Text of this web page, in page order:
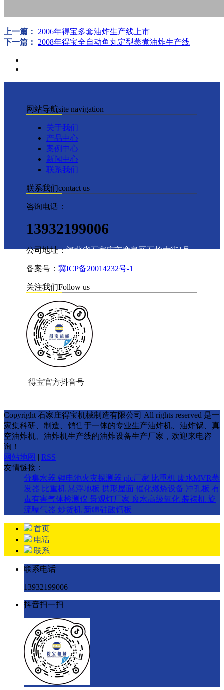
上一篇： 2006年得宝多套油炸生产线上市
下一篇： 2008年得宝全自动鱼丸定型蒸煮油炸生产线
网站导航site navigation
关于我们
产品中心
案例中心
新闻中心
联系我们
联系我们contact us
咨询电话：
13932199006
公司地址：河北省石家庄市鹿泉区石柏大街1号
备案号： 冀ICP备20014232号-1
关注我们Follow us
得宝官方抖音号
Copyright 石家庄得宝机械制造有限公司 All rights reserved 是一
家集科研、制造、销售于一体的专业生产油炸机、油炸锅、真
空油炸机、油炸机生产线的油炸设备生产厂家，欢迎来电咨
询！
网站地图 | RSS
友情链接：
分集水器 锂电池火灾探测器 plc厂家 比重机 废水MVR蒸
发器 比重机 悬浮地板 拱形屋面 催化燃烧设备 冲孔板 有
毒有害气体检测仪 景观灯厂家 废水高级氧化 装裱机 旋
流曝气器 炒货机 新疆硅酸钙板
首页
电话
联系
联系电话
13932199006
抖音扫一扫